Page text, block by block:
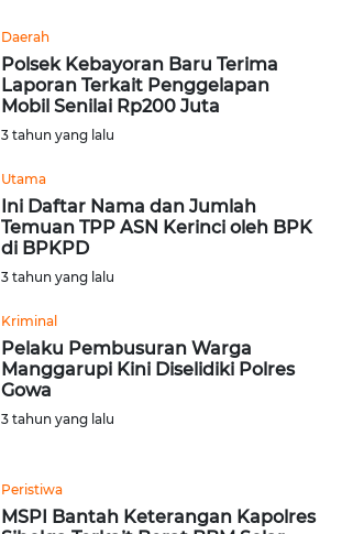
Daerah
Polsek Kebayoran Baru Terima
Laporan Terkait Penggelapan
Mobil Senilai Rp200 Juta
3 tahun yang lalu
Utama
Ini Daftar Nama dan Jumlah
Temuan TPP ASN Kerinci oleh BPK
di BPKPD
3 tahun yang lalu
Kriminal
Pelaku Pembusuran Warga
Manggarupi Kini Diselidiki Polres
Gowa
3 tahun yang lalu
Peristiwa
MSPI Bantah Keterangan Kapolres